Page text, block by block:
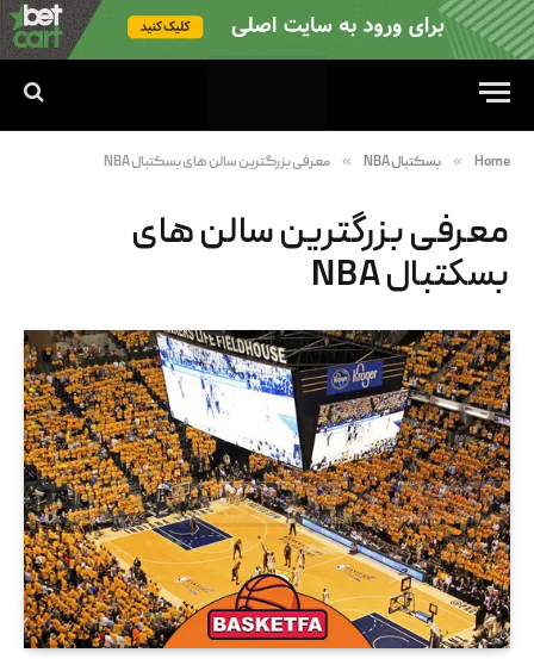
Home
» بسکتبال NBA » معرفی بزرگترین سالن های بسکتبال NBA
معرفی بزرگترین سالن های
بسکتبال NBA